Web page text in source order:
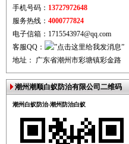
手机号码： 13727972648
服务热线： 4000777824
电子信箱：1715543974@qq.com
客服QQ：
地址： 广东省潮州市彩塘镇彩金路
潮州潮顺白蚁防治有限公司二维码
潮州白蚁防治-潮州防治白蚁